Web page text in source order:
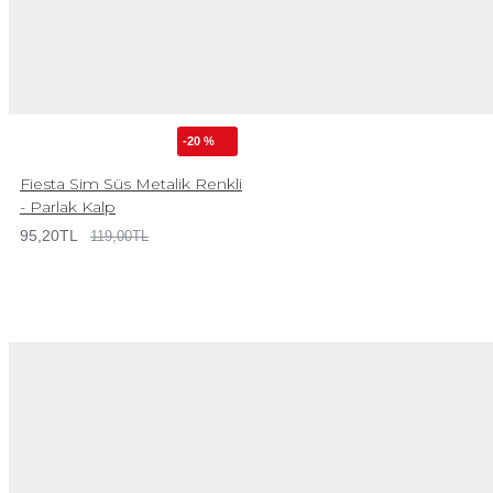
-20 %
Fiesta Sim Süs Metalik Renkli
- Parlak Kalp
95,20TL 119,00TL